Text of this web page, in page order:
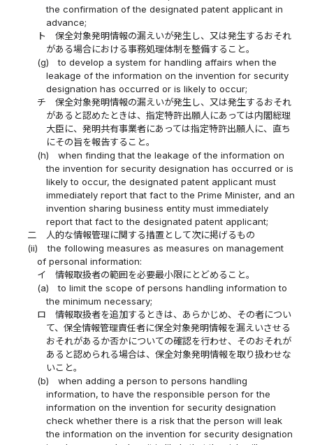
the confirmation of the designated patent applicant in
advance;
ト
保全対象発明情報の漏えいが発生し、又は発生するおそれ
がある場合における事務処理体制を整備すること。
(g)
to develop a system for handling affairs when the
leakage of the information on the invention for security
designation has occurred or is likely to occur;
チ
保全対象発明情報の漏えいが発生し、又は発生するおそれ
があると認めたときは、指定特許出願人にあっては内閣総理
大臣に、発明共有事業者にあっては指定特許出願人に、直ち
にその旨を報告すること。
(h)
when finding that the leakage of the information on
the invention for security designation has occurred or is
likely to occur, the designated patent applicant must
immediately report that fact to the Prime Minister, and an
invention sharing business entity must immediately
report that fact to the designated patent applicant;
二
人的な情報管理に関する措置として次に掲げるもの
(ii)
the following measures as measures on management
of personal information:
イ
情報取扱者の範囲を必要最小限にとどめること。
(a)
to limit the scope of persons handling information to
the minimum necessary;
ロ
情報取扱者を追加するときは、あらかじめ、その者につい
て、保全情報管理責任者に保全対象発明情報を漏えいさせる
おそれがあるか否かについての確認を行わせ、そのおそれが
あると認められる場合は、保全対象発明情報を取り扱わせな
いこと。
(b)
when adding a person to persons handling
information, to have the responsible person for the
information on the invention for security designation
check whether there is a risk that the person will leak
the information on the invention for security designation